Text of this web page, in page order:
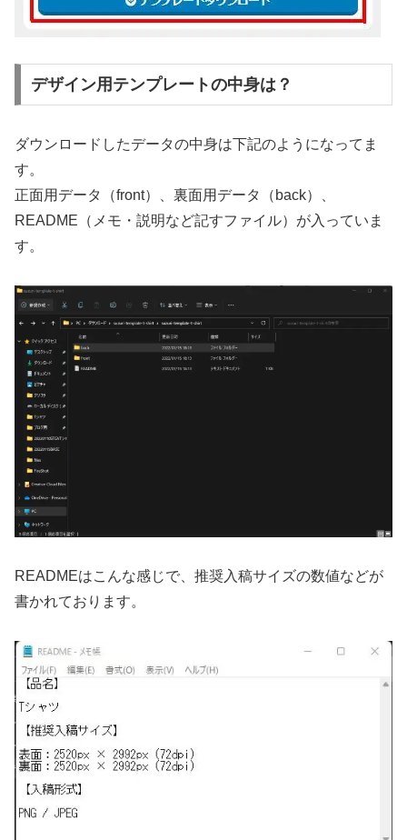
デザイン用テンプレートの中身は？
ダウンロードしたデータの中身は下記のようになってま
す。
正面用データ（front）、裏面用データ（back）、
README（メモ・説明など記すファイル）が入っていま
す。
READMEはこんな感じで、推奨入稿サイズの数値などが
書かれております。